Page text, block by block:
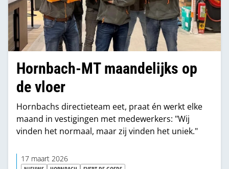
Hornbach-MT maandelijks op
de vloer
Hornbachs directieteam eet, praat én werkt elke
maand in vestigingen met medewerkers: "Wij
vinden het normaal, maar zij vinden het uniek."
17 maart 2026